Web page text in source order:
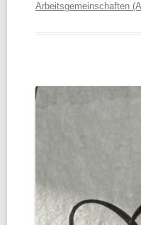
Arbeitsgemeinschaften